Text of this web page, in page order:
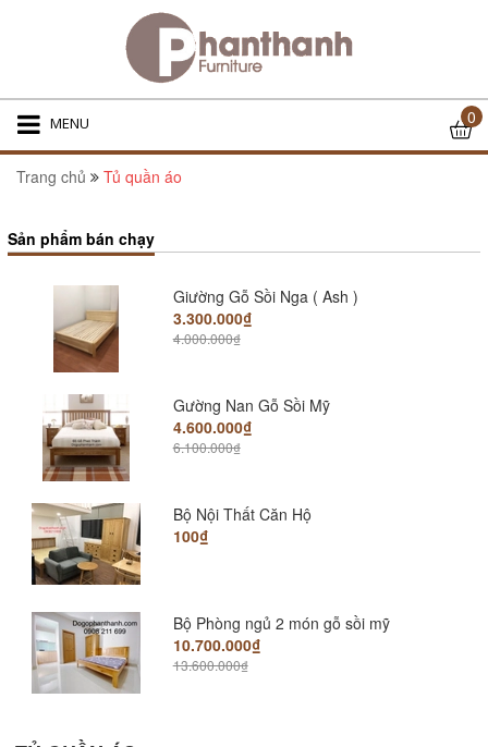
MENU 0
Trang chủ Tủ quần áo
Sản phẩm bán chạy
Giương gỗ sồi PT 1m6
Giường Gỗ Sồi Nga Dát giường phản
Giường Gỗ Sồi Nga ( Ash )
3.300.000₫
4.000.000₫
Gường Nan Gỗ Sồi Mỹ
4.600.000₫
6.100.000₫
Bộ Nội Thất Căn Hộ
100₫
Bộ Phòng ngủ 2 món gỗ sồi mỹ
10.700.000₫
13.600.000₫